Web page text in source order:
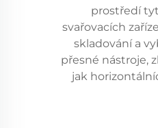
prostředí
svařovacích
skladování a
přesné nástroje,
jak